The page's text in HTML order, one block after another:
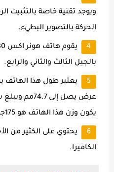
ويوجد تقنية خاصة بالتثبيت
الحركة بالتصوير البطيء.
بالجيل الثالث والثاني والرابع.
يكون وزن هذا الهاتف هو 175جرام.
يحتوي على الكثير من
الكاميرا.